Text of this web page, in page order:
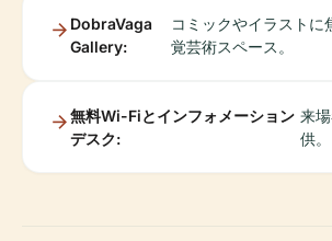
DobraVaga
Gallery:
コミックやイラストに
覚芸術スペース。
無料Wi-Fiとインフォメーション
デスク:
来
供。